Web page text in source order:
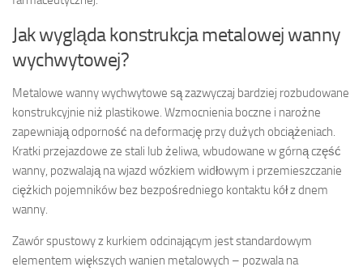
Jak wygląda konstrukcja metalowej wanny
wychwytowej?
Metalowe wanny wychwytowe są zazwyczaj bardziej rozbudowane
konstrukcyjnie niż plastikowe. Wzmocnienia boczne i narożne
zapewniają odporność na deformację przy dużych obciążeniach.
Kratki przejazdowe ze stali lub żeliwa, wbudowane w górną część
wanny, pozwalają na wjazd wózkiem widłowym i przemieszczanie
ciężkich pojemników bez bezpośredniego kontaktu kół z dnem
wanny.
Zawór spustowy z kurkiem odcinającym jest standardowym
elementem większych wanien metalowych – pozwala na